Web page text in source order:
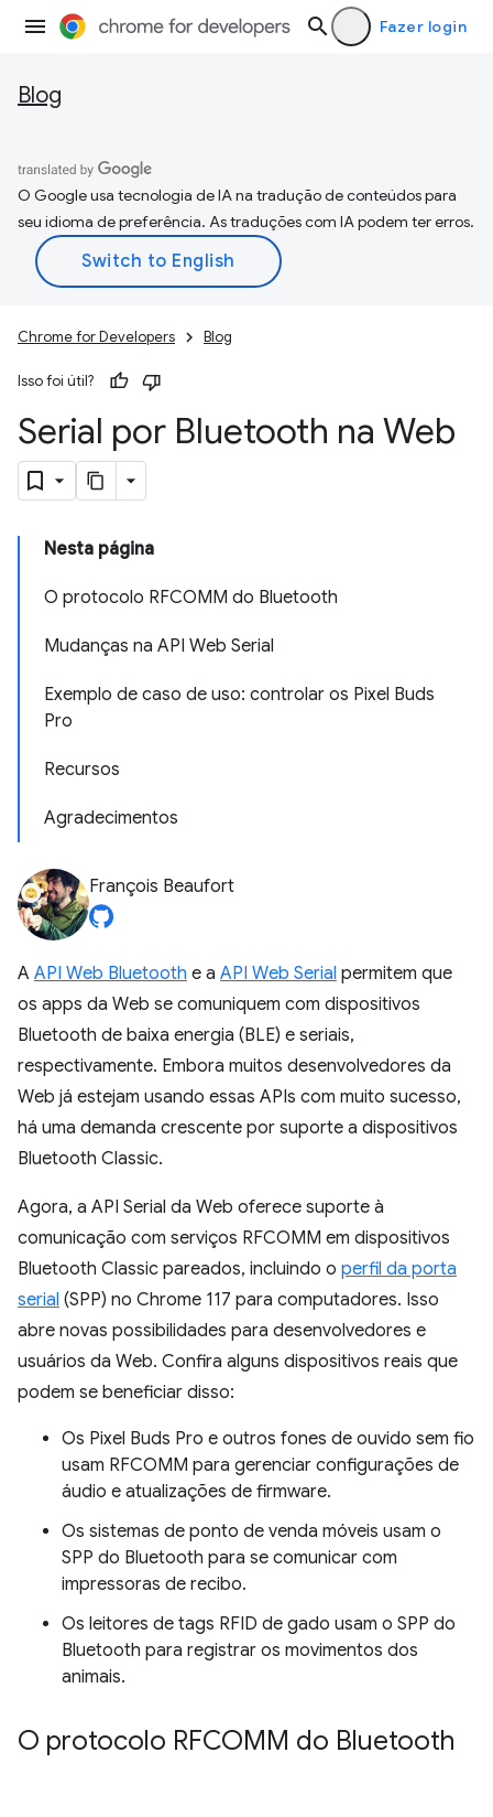
Fazer login
Blog
O Google usa tecnologia de IA na tradução de conteúdos para
seu idioma de preferência. As traduções com IA podem ter erros.
Chrome for Developers Blog
Isso foi útil?
Serial por Bluetooth na Web
Nesta página
O protocolo RFCOMM do Bluetooth
Mudanças na API Web Serial
Exemplo de caso de uso: controlar os Pixel Buds
Pro
Recursos
Agradecimentos
François Beaufort
A API Web Bluetooth e a API Web Serial permitem que
os apps da Web se comuniquem com dispositivos
Bluetooth de baixa energia (BLE) e seriais,
respectivamente. Embora muitos desenvolvedores da
Web já estejam usando essas APIs com muito sucesso,
há uma demanda crescente por suporte a dispositivos
Bluetooth Classic.
Agora, a API Serial da Web oferece suporte à
comunicação com serviços RFCOMM em dispositivos
Bluetooth Classic pareados, incluindo o perfil da porta
serial (SPP) no Chrome 117 para computadores. Isso
abre novas possibilidades para desenvolvedores e
usuários da Web. Confira alguns dispositivos reais que
podem se beneficiar disso:
Os Pixel Buds Pro e outros fones de ouvido sem fio
usam RFCOMM para gerenciar configurações de
áudio e atualizações de firmware.
Os sistemas de ponto de venda móveis usam o
SPP do Bluetooth para se comunicar com
impressoras de recibo.
Os leitores de tags RFID de gado usam o SPP do
Bluetooth para registrar os movimentos dos
animais.
O protocolo RFCOMM do Bluetooth